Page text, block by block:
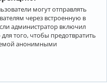
могут отправлять
через встроенную в
администратор включил
того, чтобы предотвратить
анонимными